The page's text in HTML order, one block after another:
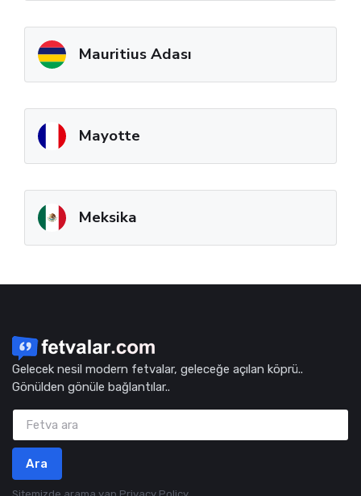
Mauritius Adası
Mayotte
Meksika
Gelecek nesil modern fetvalar, geleceğe açılan köprü..
Gönülden gönüle bağlantılar..
Ara